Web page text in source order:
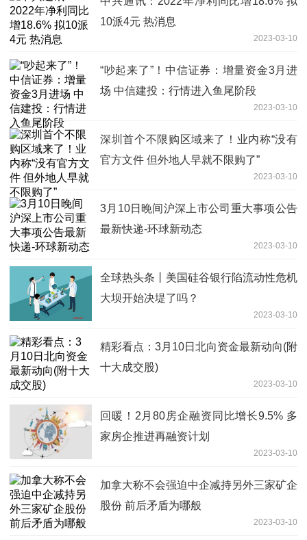
10派4元 热消息
2023-03-10
“吵起来了”！中信证券：增量资金3月进
场 中信建投：行情进入鱼尾阶段
2023-03-10
深圳首个不限购区域来了！业内称“没有
官方文件 但外地人早就不限购了”
2023-03-10
3月10日晚间沪深上市公司重大事项公告
最新快递-环球新动态
2023-03-10
全球热头条丨美国硅谷银行陷流动性危机
大坝开始决堤了吗？
2023-03-10
精彩看点：3月10日北向资金最新动向(附
十大成交股)
2023-03-10
回暖！2月80房企融资同比增长9.5% 多
家房企推进再融资计划
2023-03-10
加拿大称不会强迫中企减持另外三家矿企
股份 前后矛盾为哪般
2023-03-10